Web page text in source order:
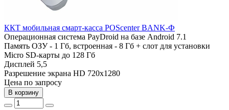
ККТ мобильная смарт-касса POSсenter BANK-Ф
Операционная система PayDroid на базе Android 7.1
Память ОЗУ - 1 Гб, встроенная - 8 Гб + слот для установки
Micro SD-карты до 128 Гб
Дисплей 5,5
Разрешение экрана HD 720x1280
Цена по запросу
В корзину